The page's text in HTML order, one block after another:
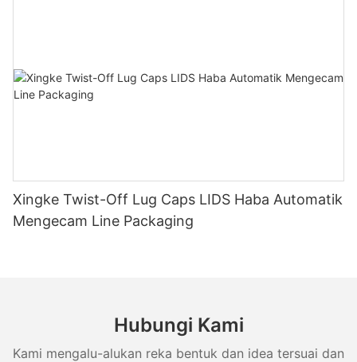
Xingke Twist-Off Lug Caps LIDS Haba Automatik
Mengecam Line Packaging
Hubungi Kami
Kami mengalu-alukan reka bentuk dan idea tersuai dan